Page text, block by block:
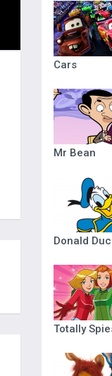
Cars
Mr Bean
Donald
Totally